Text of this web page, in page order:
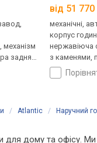
задня
від 51 770
механічні,
корпус
нержавіюча
з каменями,
кришка,
шкіряний,
/ Atlantic / Наручний
для дому та